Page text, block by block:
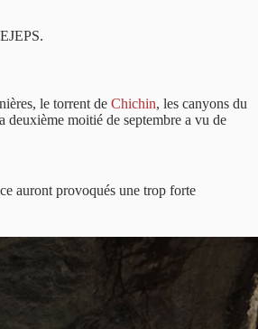
le torrent de Chichin, les canyons du
deuxième moitié de septembre a vu de
auront provoqués une trop forte